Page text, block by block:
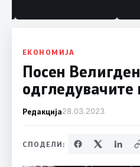
ЕКОНОМИЈА
Посен
одгледувачите
Редакција28.03.2023
СПОДЕЛИ: